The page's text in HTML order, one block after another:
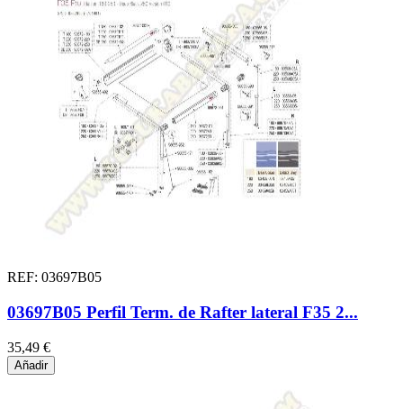
REF: 03697B05
03697B05 Perfil Term. de Rafter lateral F35 2...
35,49 €
Añadir